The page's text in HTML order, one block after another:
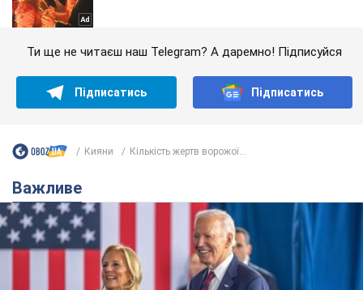
Ти ще не читаєш наш Telegram? А даремно! Підписуйся
Підписатись Підписатись
Кияни Кількість жертв ворожої...
Важливе